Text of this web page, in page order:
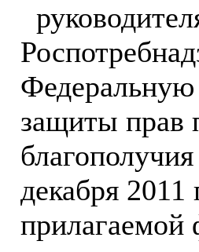
Федеральную
защиты прав
декабря
прилагаемой